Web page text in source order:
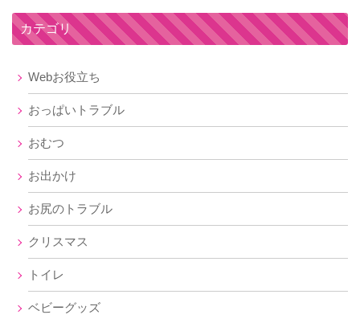
カテゴリ
Webお役立ち
おっぱいトラブル
おむつ
お出かけ
お尻のトラブル
クリスマス
トイレ
ベビーグッズ